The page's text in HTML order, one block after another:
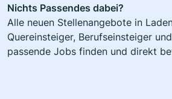
Nichts Passendes dabei?
Alle neuen Stellenangebote in
Quereinsteiger, Berufseinsteiger
passende Jobs finden und direkt